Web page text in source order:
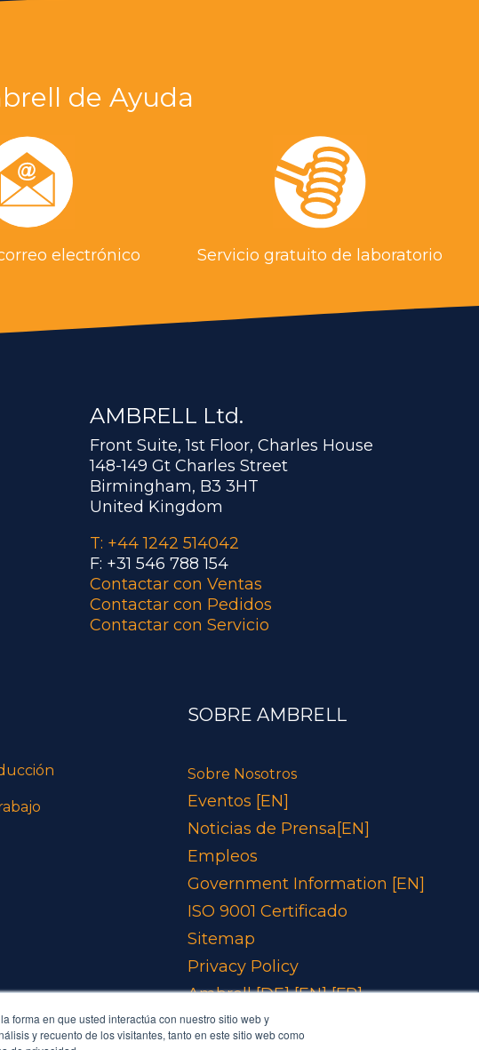
forma en que usted interactúa con nuestro sitio web y
y recuento de los visitantes, tanto en este sitio web como
de Ayuda
electrónico Servicio gratuito de laboratorio
AMBRELL Ltd.
Front Suite, 1st Floor, Charles House
148-149 Gt Charles Street
Birmingham, B3 3HT
United Kingdom
T: +44 1242 514042
F: +31 546 788 154
Contactar con Ventas
Contactar con Pedidos
Contactar con Servicio
SOBRE AMBRELL
Sobre Nosotros
Eventos [EN]
Noticias de Prensa[EN]
Empleos
Government Information [EN]
ISO 9001 Certificado
Sitemap
Privacy Policy
Ambrell [DE] [EN] [FR]